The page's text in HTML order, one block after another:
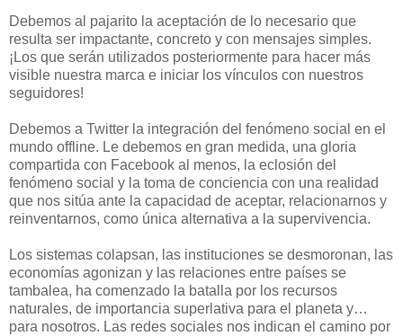
Debemos al pajarito la aceptación de lo necesario que
resulta ser impactante, concreto y con mensajes simples.
¡Los que serán utilizados posteriormente para hacer más
visible nuestra marca e iniciar los vínculos con nuestros
seguidores!
Debemos a Twitter la integración del fenómeno social en el
mundo offline. Le debemos en gran medida, una gloria
compartida con Facebook al menos, la eclosión del
fenómeno social y la toma de conciencia con una realidad
que nos sitúa ante la capacidad de aceptar, relacionarnos y
reinventarnos, como única alternativa a la supervivencia.
Los sistemas colapsan, las instituciones se desmoronan, las
economías agonizan y las relaciones entre países se
tambalea, ha comenzado la batalla por los recursos
naturales, de importancia superlativa para el planeta y…
para nosotros. Las redes sociales nos indican el camino por